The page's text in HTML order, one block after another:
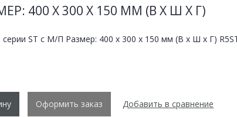
400 X 300 X 150 ММ (В Х Ш Х Г)
серии ST с М/П Размер: 400 x 300 x 150 мм (В х Ш х Г)
Оформить заказ Добавить в сравнение